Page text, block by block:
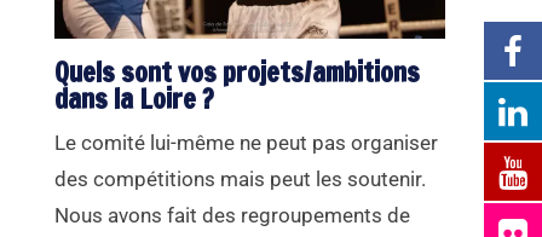
Quels sont vos projets/ambitions
dans la Loire ?
Le comité lui-même ne peut pas organiser
des compétitions mais peut les soutenir.
Nous avons fait des regroupements de